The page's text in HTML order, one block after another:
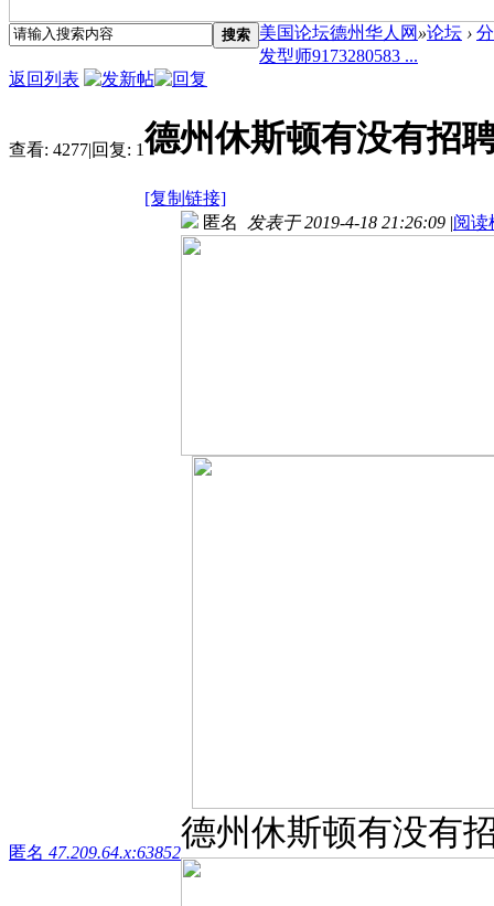
搜索 美国论坛德州华人网 »论坛 ›
发型师9173280583 ...
返回列表
查看: 4277|回复: 1德州休斯顿有没有招
[复制链接]
匿名 47.209.64.x:63852
匿名 发表于 2019-4-18 21:26:09 |阅读
德州休斯顿有没有